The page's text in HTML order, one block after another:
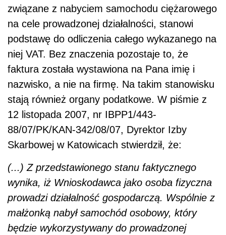
Skarbowej w Katowicach stwierdził, że:
(...) Z przedstawionego stanu faktycznego
wynika, iż Wnioskodawca jako osoba fizyczna
prowadzi działalność gospodarczą. Wspólnie z
małżonką nabył samochód osobowy, który
będzie wykorzystywany do prowadzonej
działalności gospodarczej. Faktura
dokumentująca nabycie samochodu została
wystawiona na imię i nazwisko Wnioskodawcy,
lecz nie zawiera nazwy firmy oraz jego numeru
identyfikacji podatkowej. Przedmiotowy
samochód został wprowadzony do ewidencji
środków trwałych firmy prowadzonej przez
Wnioskodawcę i służy wykonywaniu czynności
opodatkowanych. Należy wskazać, iż w